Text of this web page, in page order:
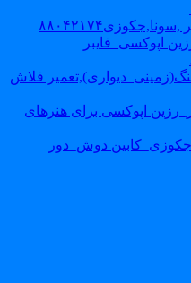
اپوکسی_فایبر
فلاش
اپوکسی برای هنرهای
دوش_دور